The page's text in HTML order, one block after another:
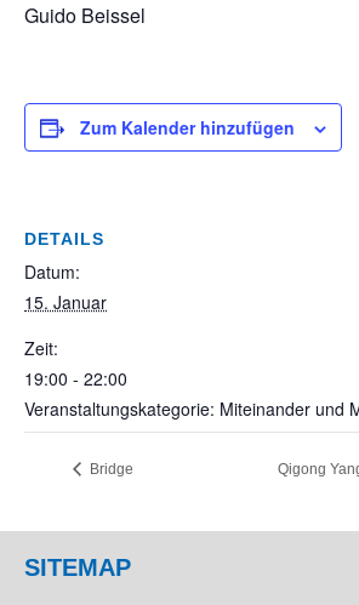
Guido Beissel
Zum Kalender hinzufügen
DETAILS
Datum:
15. Januar
Zeit:
19:00 - 22:00
Veranstaltungskategorie: Miteinander und
Bridge Qigong
SITEMAP